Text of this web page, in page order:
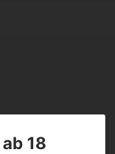
18